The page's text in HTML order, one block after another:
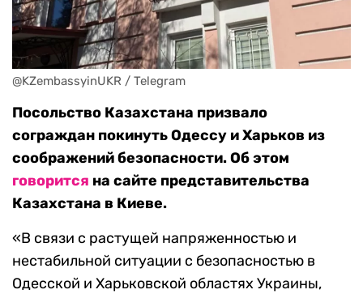
@KZembassyinUKR / Telegram
Посольство Казахстана призвало
сограждан покинуть Одессу и Харьков из
соображений безопасности. Об этом
говорится на сайте представительства
Казахстана в Киеве.
«В связи с растущей напряженностью и
нестабильной ситуации с безопасностью в
Одесской и Харьковской областях Украины,